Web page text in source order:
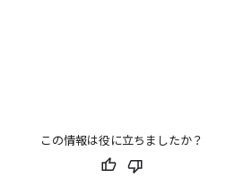
この情報は役に立ちましたか？